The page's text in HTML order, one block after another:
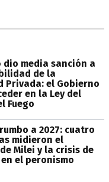
dio media sanción a
de la
Privada: el Gobierno
en la Ley del
Fuego
a 2027: cuatro
midieron el
Milei y la crisis de
el peronismo